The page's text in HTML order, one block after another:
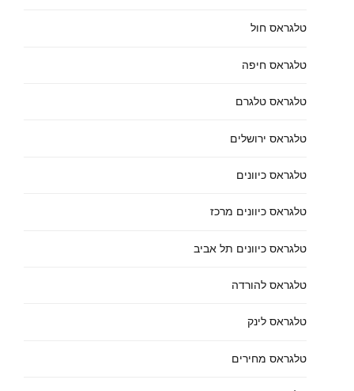
טלגראס חול
טלגראס חיפה
טלגראס טלגרם
טלגראס ירושלים
טלגראס כיוונים
טלגראס כיוונים מרכז
טלגראס כיוונים תל אביב
טלגראס להורדה
טלגראס לינק
טלגראס מחירים